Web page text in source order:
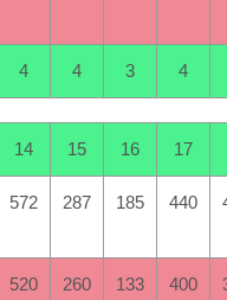
4 4 3 4
14 15 16 17
572 287 185 440
520 260 133 400